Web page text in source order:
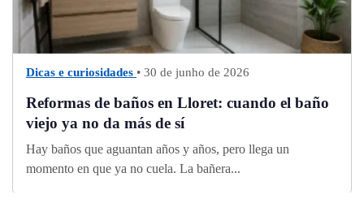
Dicas e curiosidades • 30 de junho de 2026
Reformas de baños en Lloret: cuando el baño
viejo ya no da más de sí
Hay baños que aguantan años y años, pero llega un
momento en que ya no cuela. La bañera...